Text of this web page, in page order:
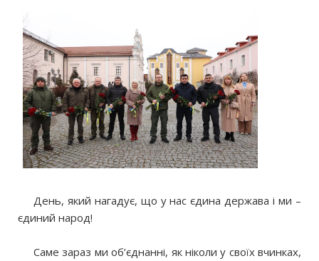
⠀⠀День, який нагадує, що у нас єдина держава і ми –
єдиний народ!
⠀⠀Саме зараз ми об’єднанні, як ніколи у своїх вчинках,